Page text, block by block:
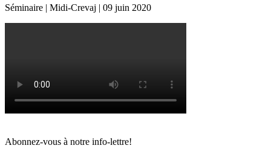
Séminaire | Midi-Crevaj | 09 juin 2020
Abonnez-vous à notre info-lettre!